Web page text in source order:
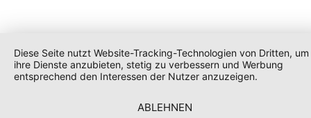
Diese Seite nutzt Website-Tracking-Technologien von Dritten, um
ihre Dienste anzubieten, stetig zu verbessern und Werbung
entsprechend den Interessen der Nutzer anzuzeigen.
ABLEHNEN